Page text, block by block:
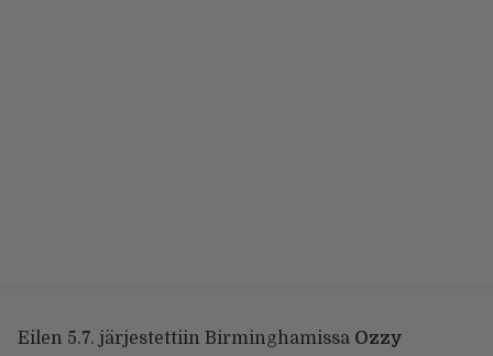
Eilen 5.7. järjestettiin Birminghamissa Ozzy